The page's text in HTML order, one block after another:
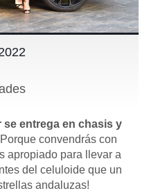
se entrega en chasis y
Porque convendrás con
apropiado para llevar a
del celuloide que un
andaluzas!